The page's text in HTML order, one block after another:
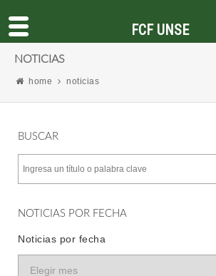
NOTICIAS
home noticias
BUSCAR
NOTICIAS POR FECHA
Noticias por fecha
FCF UNSE